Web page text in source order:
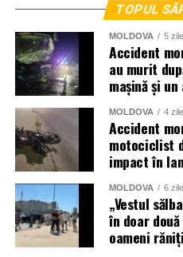
TOPUL
MOLDOVA 5
Accident
au murit
mașină și
MOLDOVA 4
Accident
motociclist
impact în
MOLDOVA 6
„Vestul
în doar
oameni